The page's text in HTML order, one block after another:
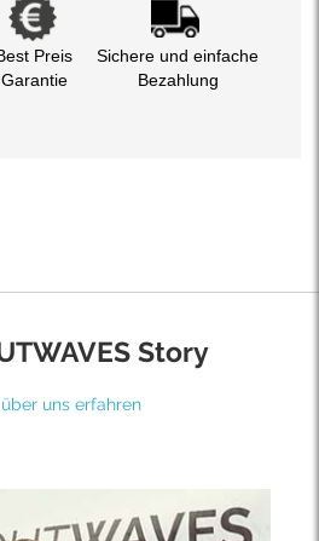
Preis
Garantie
Sichere und einfache
Bezahlung
Story
uns erfahren